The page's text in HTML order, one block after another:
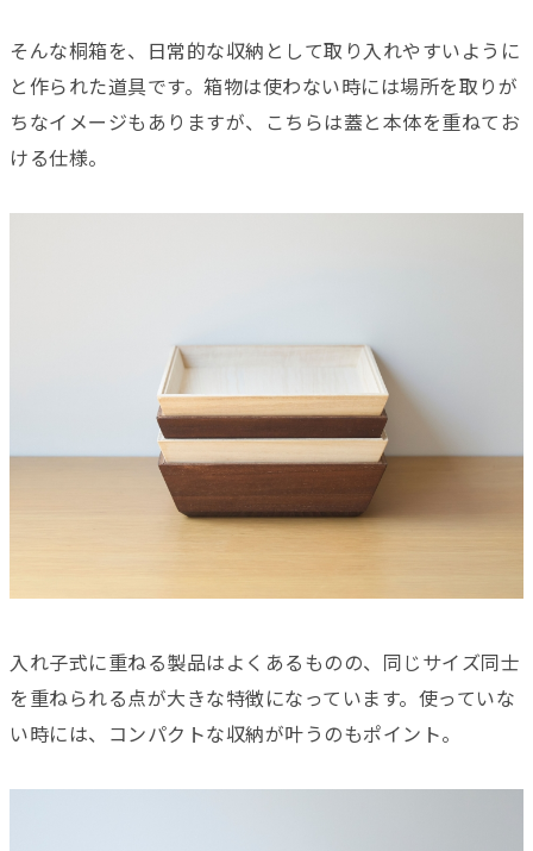
そんな桐箱を、日常的な収納として取り入れやすいように
と作られた道具です。箱物は使わない時には場所を取りが
ちなイメージもありますが、こちらは蓋と本体を重ねてお
ける仕様。
入れ子式に重ねる製品はよくあるものの、同じサイズ同士
を重ねられる点が大きな特徴になっています。使っていな
い時には、コンパクトな収納が叶うのもポイント。